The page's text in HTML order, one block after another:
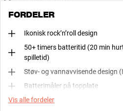
FORDELER
Ikonisk rock’n’roll design
50+ timers batteritid (20 min
spilletid)
Støv- og vannavvisende design
Batterimåler på topplate
Vis alle fordeler